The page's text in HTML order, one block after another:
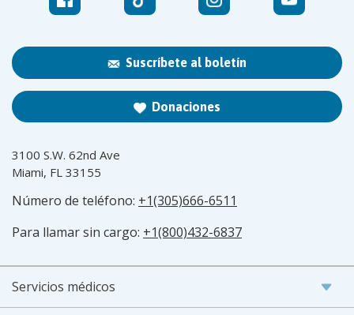
Suscríbete al boletín
Donaciones
3100 S.W. 62nd Ave
Miami, FL 33155
Número de teléfono: +1(305)666-6511
Para llamar sin cargo: +1(800)432-6837
Servicios médicos